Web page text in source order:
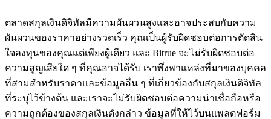
กิจกรรมเพิ่มเติม
รับรางวัลและสิทธิพิเศษสุดพิเศษ
ศูนย์รางวัล
ตลาดสกุลเงินดิจิทัลมีความผันผวนสูงและอาจประสบกับความ
ผันผวนของราคาอย่างรวดเร็ว คุณเป็นผู้รับผิดชอบต่อการตัดสิน
ใจลงทุนของคุณแต่เพียงผู้เดียว และ Bitrue จะไม่รับผิดชอบต่อ
ความสูญเสียใด ๆ ที่คุณอาจได้รับ เราพึ่งพาแหล่งที่มาของบุคคล
ที่สามสำหรับราคาและข้อมูลอื่น ๆ ที่เกี่ยวข้องกับสกุลเงินดิจิทัล
ที่ระบุไว้ข้างต้น และเราจะไม่รับผิดชอบต่อความน่าเชื่อถือหรือ
ความถูกต้องของสกุลเงินดังกล่าว ข้อมูลที่ให้ไว้บนแพลตฟอร์ม